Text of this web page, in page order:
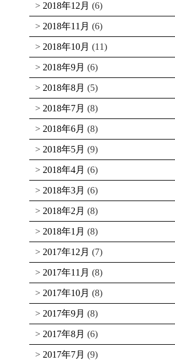
2018年12月 (6)
2018年11月 (6)
2018年10月 (11)
2018年9月 (6)
2018年8月 (5)
2018年7月 (8)
2018年6月 (8)
2018年5月 (9)
2018年4月 (6)
2018年3月 (6)
2018年2月 (8)
2018年1月 (8)
2017年12月 (7)
2017年11月 (8)
2017年10月 (8)
2017年9月 (8)
2017年8月 (6)
2017年7月 (9)